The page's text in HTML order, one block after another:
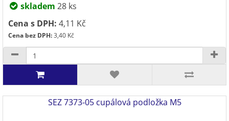
skladem 28 ks
Cena s DPH: 4,11 Kč
Cena bez DPH:3,40 Kč
SEZ 7373-05 cupálová podložka M5